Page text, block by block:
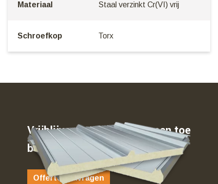
Materiaal Staal verzinkt Cr(VI) vrij
Schroefkop Torx
Vrijblijvend weten waar u aan toe
bent…
Offerte aanvragen